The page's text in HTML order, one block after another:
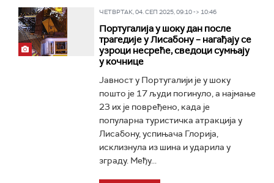
ЧЕТВРТАК, 04. СЕП 2025, 09:10 -> 10:46
Португалија у шоку дан после
трагедије у Лисабону – нагађају се
узроци несреће, сведоци сумњају
у кочнице
Јавност у Португалији је у шоку
пошто је 17 људи погинуло, а најмање
23 их је повређено, када је
популарна туристичка атракција у
Лисабону, успињача Глорија,
исклизнула из шина и ударила у
зграду. Међу...